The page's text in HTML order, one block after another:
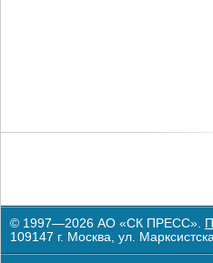
© 1997—2026 АО «СК ПРЕСС».
109147 г. Москва, ул.